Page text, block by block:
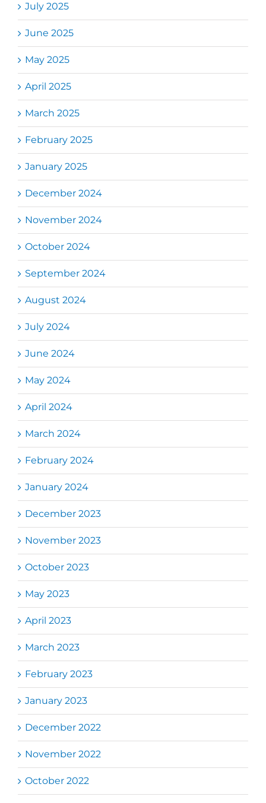
July 2025
June 2025
May 2025
April 2025
March 2025
February 2025
January 2025
December 2024
November 2024
October 2024
September 2024
August 2024
July 2024
June 2024
May 2024
April 2024
March 2024
February 2024
January 2024
December 2023
November 2023
October 2023
May 2023
April 2023
March 2023
February 2023
January 2023
December 2022
November 2022
October 2022